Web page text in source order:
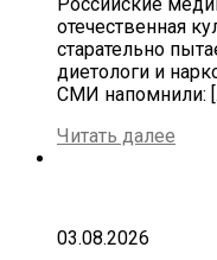
отечественная
старательно
диетологи и
СМИ напомнили:
Читать далее
03.08.2026